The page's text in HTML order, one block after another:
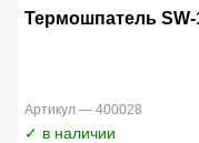
Термошпатель SW-
Артикул — 400028
✓ в наличии